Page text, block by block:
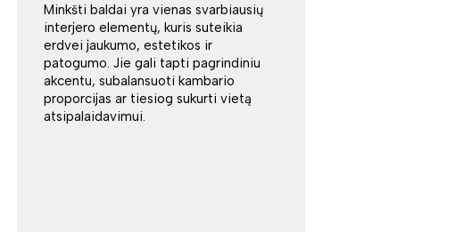
Minkšti baldai yra vienas svarbiausių
interjero elementų, kuris suteikia
erdvei jaukumo, estetikos ir
patogumo. Jie gali tapti pagrindiniu
akcentu, subalansuoti kambario
proporcijas ar tiesiog sukurti vietą
atsipalaidavimui.